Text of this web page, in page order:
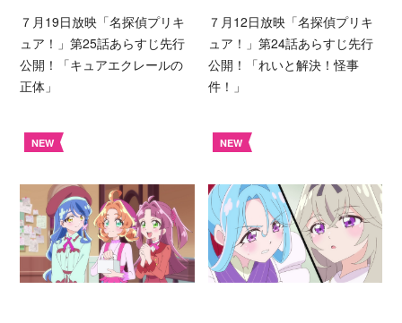
７月19日放映「名探偵プリキ
ュア！」第25話あらすじ先行
公開！「キュアエクレールの
正体」
７月12日放映「名探偵プリキ
ュア！」第24話あらすじ先行
公開！「れいと解決！怪事
件！」
NEW NEW